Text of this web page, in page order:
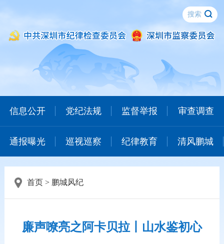
信息公开 党纪法规 监督举报 审查调查
通报曝光 巡视巡察 纪律教育 清风鹏城
首页> 鹏城风纪
廉声嘹亮之阿卡贝拉丨山水鉴初心